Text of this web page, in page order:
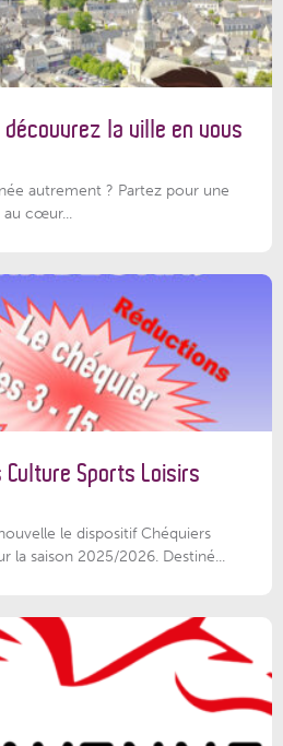
découvrez la ville en vous
autrement ? Partez pour une
au cœur...
Culture Sports Loisirs
le dispositif Chéquiers
la saison 2025/2026. Destiné...